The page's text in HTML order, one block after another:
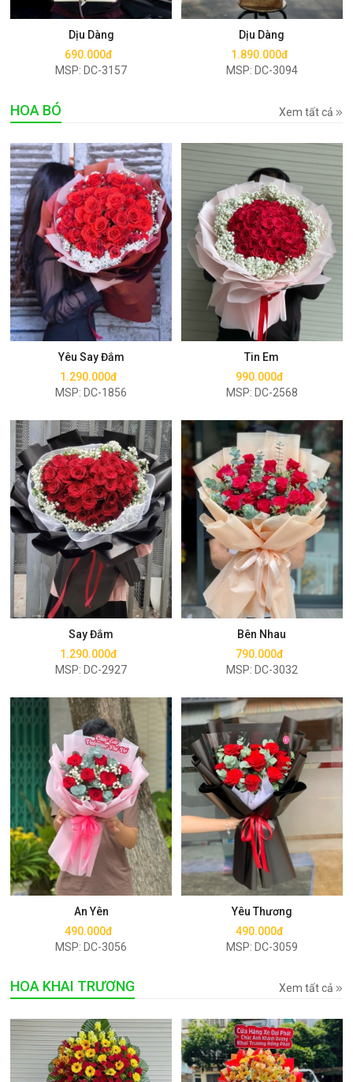
Dịu Dàng
690.000đ
MSP: DC-3157
Mua ngay
Dịu Dàng
1.890.000đ
MSP: DC-3094
Mua ngay
HOA BÓ Xem tất cả
Yêu Say Đắm
1.290.000đ
MSP: DC-1856
Mua ngay
Tin Em
990.000đ
MSP: DC-2568
Mua ngay
Say Đắm
1.290.000đ
MSP: DC-2927
Mua ngay
Bên Nhau
790.000đ
MSP: DC-3032
Mua ngay
An Yên
490.000đ
MSP: DC-3056
Mua ngay
Yêu Thương
490.000đ
MSP: DC-3059
Mua ngay
HOA KHAI TRƯƠNG Xem tất cả